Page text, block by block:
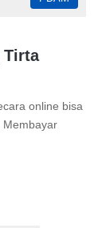
Tirta
online bisa
Membayar